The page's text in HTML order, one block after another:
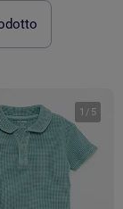
1 / 5